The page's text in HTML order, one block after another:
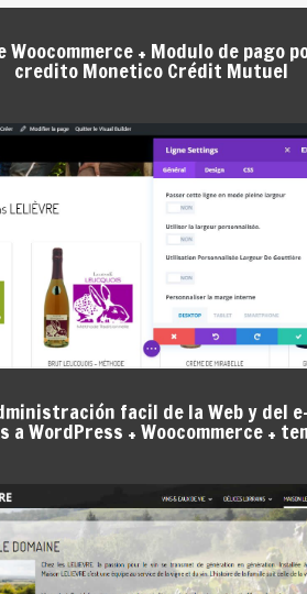
Woocommerce + Modulo de pago
credito Monetico Crédit Mutuel
facil de la Web y del
a WordPress + Woocommerce +